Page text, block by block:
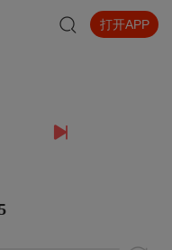
打开APP